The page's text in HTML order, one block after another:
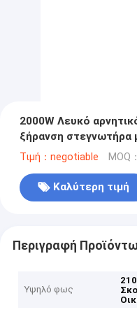
2000W Λευκό
ξήρανση στεγνωτήρα
Τιμή：negotiable MOQ
Καλύτερη τιμή
Περιγραφή
Υψηλό φως